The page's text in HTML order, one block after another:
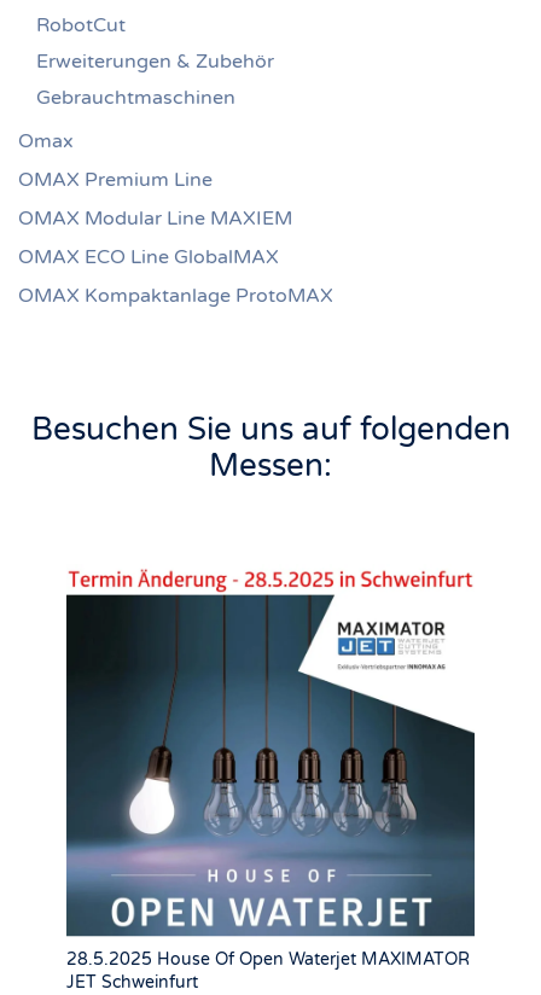
RobotCut
Erweiterungen & Zubehör
Gebrauchtmaschinen
Omax
OMAX Premium Line
OMAX Modular Line MAXIEM
OMAX ECO Line GlobalMAX
OMAX Kompaktanlage ProtoMAX
Besuchen Sie uns auf folgenden
Messen:
28.5.2025 House Of Open Waterjet MAXIMATOR
JET Schweinfurt